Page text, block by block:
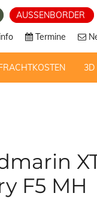
AUSSENBORDER
Termine
3D
F5 MH